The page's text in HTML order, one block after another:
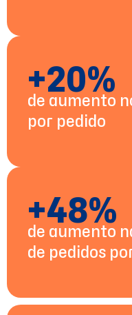
+20%
de aumento
por pedido
+48%
de aumento
de pedidos